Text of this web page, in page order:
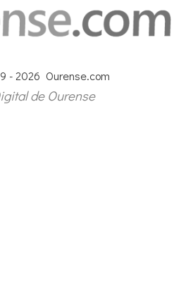
- 2026 Ourense.com
de Ourense